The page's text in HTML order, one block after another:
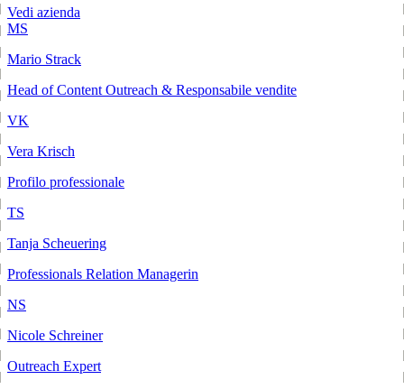
Vedi azienda
MS
Mario Strack
Head of Content Outreach & Responsabile vendite
VK
Vera Krisch
Profilo professionale
TS
Tanja Scheuering
Professionals Relation Managerin
NS
Nicole Schreiner
Outreach Expert